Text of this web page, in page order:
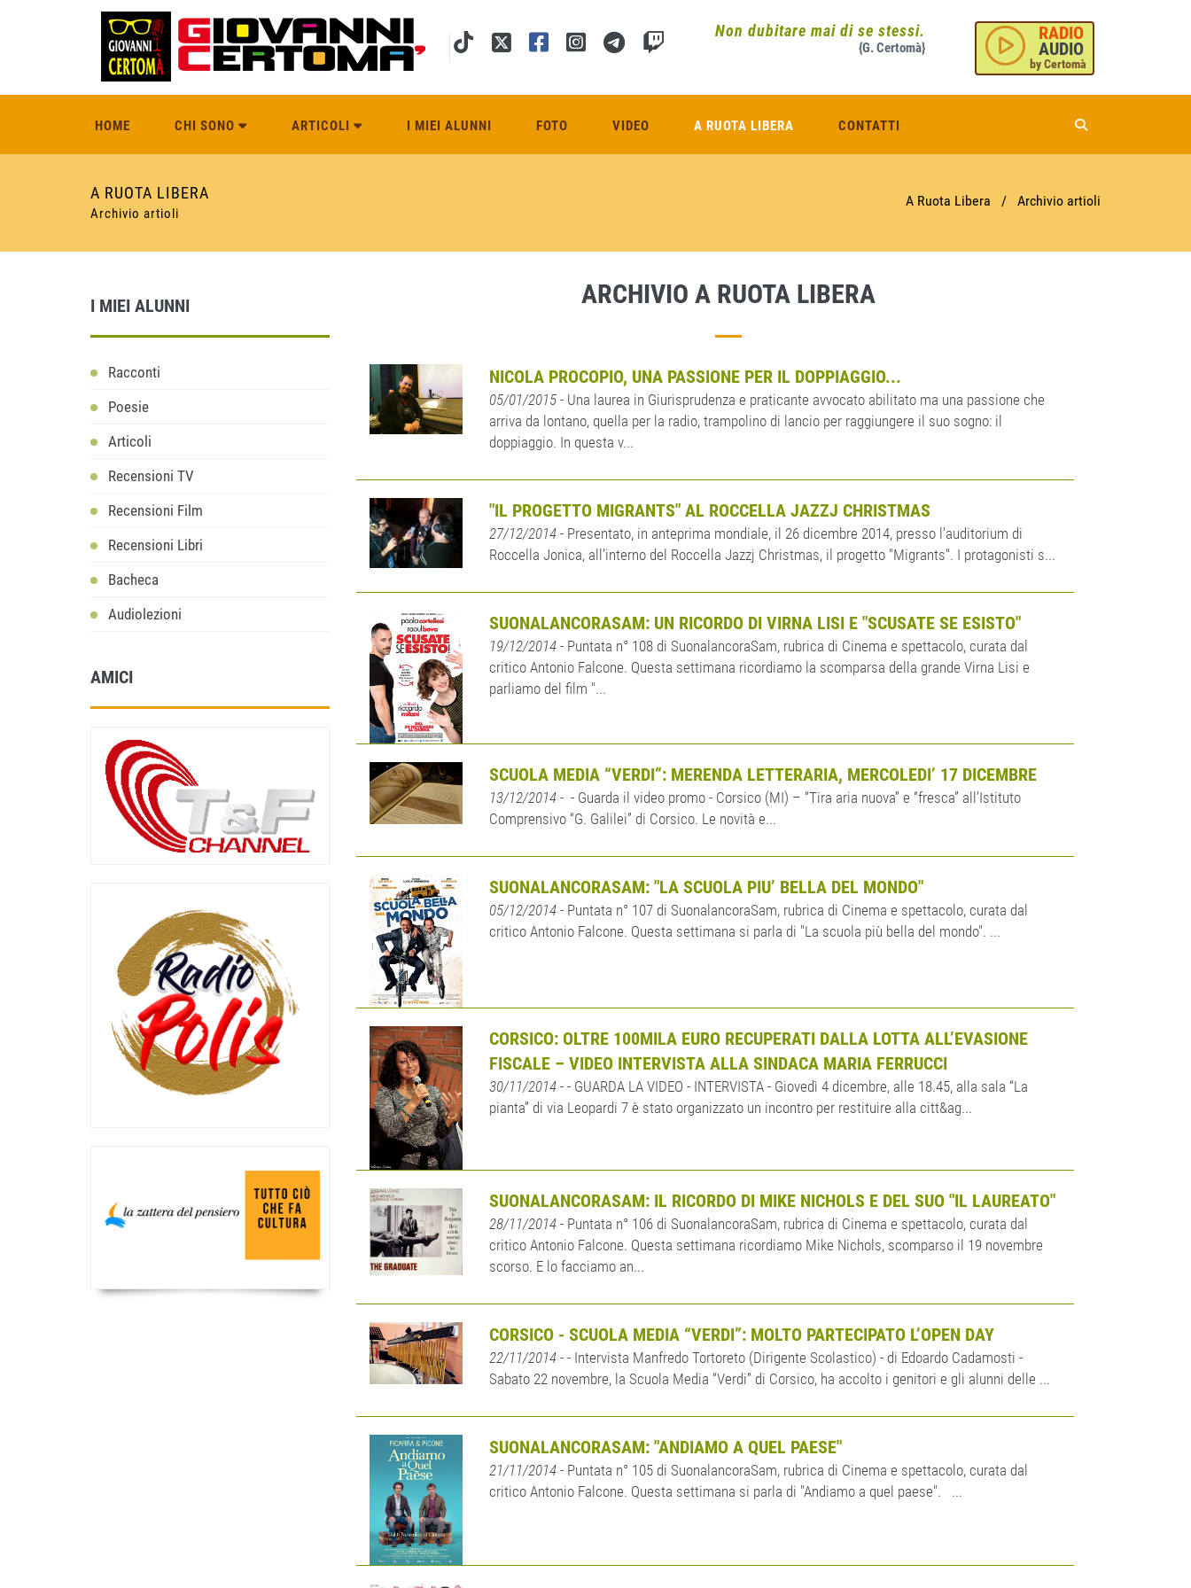
Non dubitare mai di se stessi.
{G. Certomà}
RADIO
AUDIO
by Certomà
HOME CHI SONO ARTICOLI I MIEI ALUNNI FOTO VIDEO A RUOTA LIBERA CONTATTI
A RUOTA LIBERA
Archivio artioli
A Ruota Libera / Archivio artioli
I MIEI ALUNNI
Racconti
Poesie
Articoli
Recensioni TV
Recensioni Film
Recensioni Libri
Bacheca
Audiolezioni
AMICI
ARCHIVIO A RUOTA LIBERA
NICOLA PROCOPIO, UNA PASSIONE PER IL DOPPIAGGIO...
05/01/2015- Una laurea in Giurisprudenza e praticante avvocato abilitato ma una passione che
arriva da lontano, quella per la radio, trampolino di lancio per raggiungere il suo sogno: il
doppiaggio. In questa v...
"IL PROGETTO MIGRANTS" AL ROCCELLA JAZZJ CHRISTMAS
27/12/2014- Presentato, in anteprima mondiale, il 26 dicembre 2014, presso l’auditorium di
Roccella Jonica, all’interno del Roccella Jazzj Christmas, il progetto "Migrants". I protagonisti s...
SUONALANCORASAM: UN RICORDO DI VIRNA LISI E "SCUSATE SE ESISTO"
19/12/2014- Puntata n° 108 di SuonalancoraSam, rubrica di Cinema e spettacolo, curata dal
critico Antonio Falcone. Questa settimana ricordiamo la scomparsa della grande Virna Lisi e
parliamo del film "...
SCUOLA MEDIA “VERDI”: MERENDA LETTERARIA, MERCOLEDI’ 17 DICEMBRE
13/12/2014- - Guarda il video promo - Corsico (MI) – “Tira aria nuova” e “fresca” all’Istituto
Comprensivo “G. Galilei” di Corsico. Le novità e...
SUONALANCORASAM: "LA SCUOLA PIU’ BELLA DEL MONDO"
05/12/2014- Puntata n° 107 di SuonalancoraSam, rubrica di Cinema e spettacolo, curata dal
critico Antonio Falcone. Questa settimana si parla di "La scuola più bella del mondo". ...
CORSICO: OLTRE 100MILA EURO RECUPERATI DALLA LOTTA ALL’EVASIONE
FISCALE – VIDEO INTERVISTA ALLA SINDACA MARIA FERRUCCI
30/11/2014- - GUARDA LA VIDEO - INTERVISTA - Giovedì 4 dicembre, alle 18.45, alla sala “La
pianta” di via Leopardi 7 è stato organizzato un incontro per restituire alla citt&ag...
SUONALANCORASAM: IL RICORDO DI MIKE NICHOLS E DEL SUO "IL LAUREATO"
28/11/2014- Puntata n° 106 di SuonalancoraSam, rubrica di Cinema e spettacolo, curata dal
critico Antonio Falcone. Questa settimana ricordiamo Mike Nichols, scomparso il 19 novembre
scorso. E lo facciamo an...
CORSICO - SCUOLA MEDIA “VERDI”: MOLTO PARTECIPATO L’OPEN DAY
22/11/2014- - Intervista Manfredo Tortoreto (Dirigente Scolastico) - di Edoardo Cadamosti -
Sabato 22 novembre, la Scuola Media “Verdi” di Corsico, ha accolto i genitori e gli alunni delle ...
SUONALANCORASAM: "ANDIAMO A QUEL PAESE"
21/11/2014- Puntata n° 105 di SuonalancoraSam, rubrica di Cinema e spettacolo, curata dal
critico Antonio Falcone. Questa settimana si parla di "Andiamo a quel paese". ...